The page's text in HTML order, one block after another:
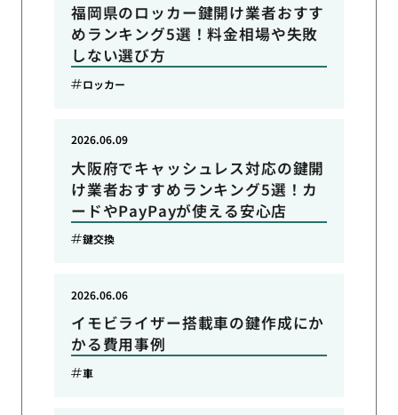
福岡県のロッカー鍵開け業者おすす
めランキング5選！料金相場や失敗
しない選び方
ロッカー
大阪府でキャッシュレス対応の鍵開
け業者おすすめランキング5選！カ
ードやPayPayが使える安心店
2026.06.09
鍵交換
イモビライザー搭載車の鍵作成にか
かる費用事例
2026.06.06
車